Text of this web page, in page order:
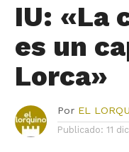
IU: «La
es un
Lorca»
Por EL
Publicado: 11